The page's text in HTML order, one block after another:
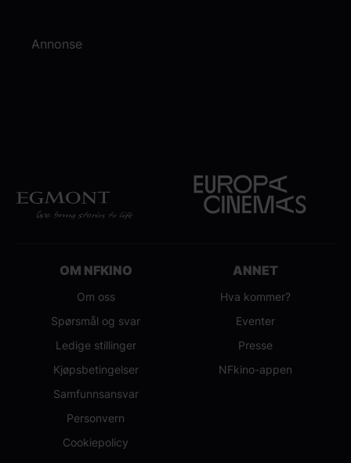
Annonse
OM NFKINO
Om oss
Spørsmål og svar
Ledige stillinger
Kjøpsbetingelser
Samfunnsansvar
Personvern
Cookiepolicy
ANNET
Hva kommer?
Eventer
Presse
NFkino-appen